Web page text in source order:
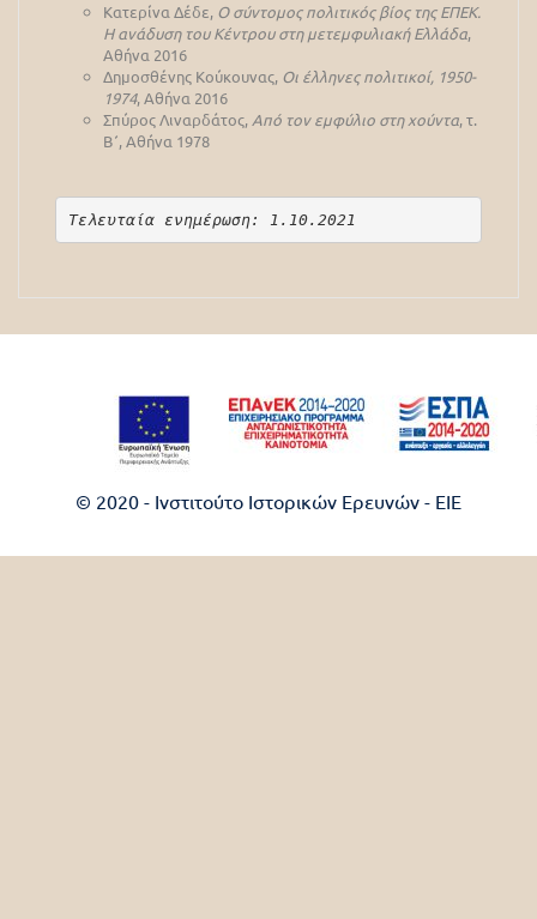
Κατερίνα Δέδε, Ο σύντομος πολιτικός βίος της ΕΠΕΚ.
Η ανάδυση του Κέντρου στη μετεμφυλιακή Ελλάδα,
Αθήνα 2016
Δημοσθένης Κούκουνας, Οι έλληνες πολιτικοί, 1950-
1974, Αθήνα 2016
Σπύρος Λιναρδάτος, Από τον εμφύλιο στη χούντα, τ.
Β΄, Αθήνα 1978
Τελευταία ενημέρωση: 1.10.2021
© 2020 - Ινστιτούτο Ιστορικών Ερευνών - EIE